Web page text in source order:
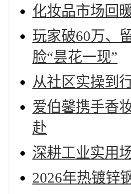
化妆品市场回
玩家破60万、
脸“昙花一现”
从社区实操到
爱伯馨携手香
赴
深耕工业实用
2026年热镀锌